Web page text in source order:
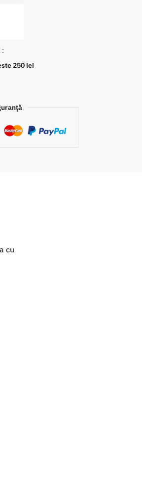
:
250 lei
cu